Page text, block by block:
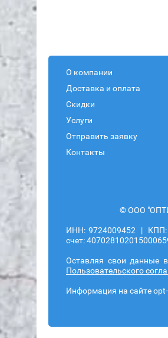
О компании
Доставка и оплата
Скидки
Услуги
Отправить заявку
Контакты
© ООО
ИНН: 9724009452 | КПП:
счет:
Оставляя свои данные
Пользовательского
Информация на сайте